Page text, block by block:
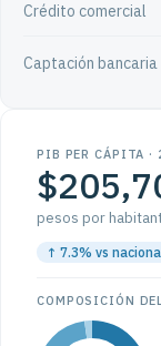
Crédito comercial
Captación bancaria
PIB PER CÁPITA ·
pesos por
↑ 7.3% vs
COMPOSICIÓN